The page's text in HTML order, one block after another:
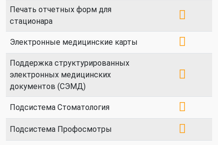
Печать отчетных форм для
стационара
Электронные медицинские карты
Поддержка структурированных
электронных медицинских
документов (СЭМД)
Подсистема Стоматология
Подсистема Профосмотры